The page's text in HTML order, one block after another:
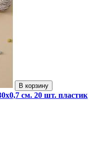
В корзину
см. 20 шт. пластик